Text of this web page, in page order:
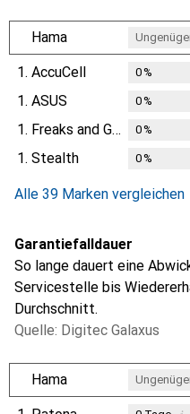
Hama
1. AccuCell 0%
1. ASUS 0%
1. Freaks and Geeks 0%
1. Stealth 0%
Alle 39 Marken vergleichen
Garantiefalldauer
So lange dauert eine
Servicestelle bis
Durchschnitt.
Quelle: Digitec Galaxus
Hama